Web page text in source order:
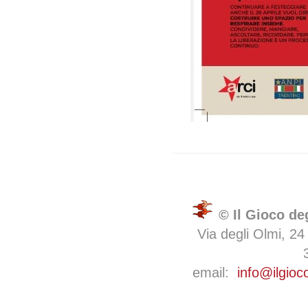
© Il Gioco
Via degli Olmi,
email: